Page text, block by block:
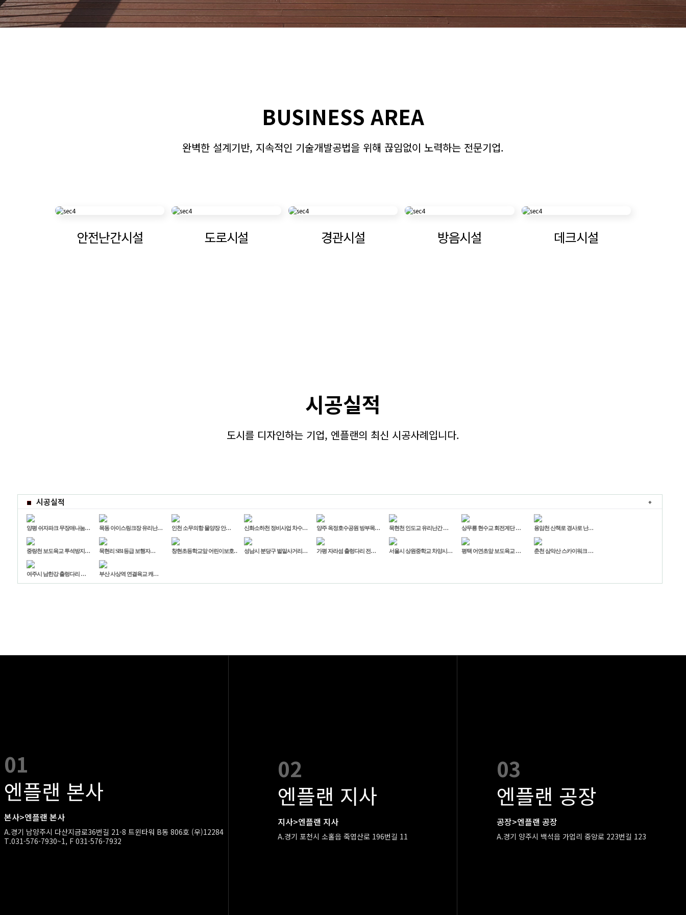
BUSINESS AREA
완벽한 설계기반, 지속적인 기술개발공법을 위해 끊임없이 노력하는 전문기업.
안전난간시설 도로시설 경관시설 방음시설 데크시설
시공실적
도시를 디자인하는 기업, 엔플랜의 최신 시공사례입니다.
시공실적 +
양평 쉬자파크 무장애나눔… 목동 아이스링크장 유리난… 인천 소무의항 물양장 안… 신화소하천 정비사업 차수… 양주 옥정호수공원 방부목… 묵현천 인도교 유리난간 … 상무룡 현수교 회전계단 … 용암천 산책로 경사로 난…
중랑천 보도육교 투석방지… 묵현리 SB1등급 보행자… 창현초등학교앞 어린이보호… 성남시 분당구 벌말사거리… 가평 자라섬 출렁다리 전… 서울시 상원중학교 차양시… 평택 어연초앞 보도육교 … 춘천 삼악산 스카이워크 …
여주시 남한강 출렁다리 … 부산 사상역 연결육교 캐…
01
엔플랜 본사
본사>엔플랜 본사
A.경기 남양주시 다산지금로36번길 21-8 트윈타워 B동 806호 (우)12284
T.031-576-7930~1, F 031-576-7932
02
엔플랜 지사
지사>엔플랜 지사
A.경기 포천시 소홀읍 죽엽산로 196번길 11
03
엔플랜 공장
공장>엔플랜 공장
A.경기 양주시 백석읍 가업리 중앙로 223번길 123